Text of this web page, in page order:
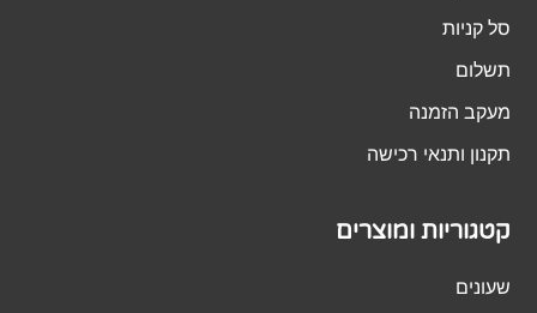
סל קניות
תשלום
מעקב הזמנה
תקנון ותנאי רכישה
קטגוריות ומוצרים
שעונים